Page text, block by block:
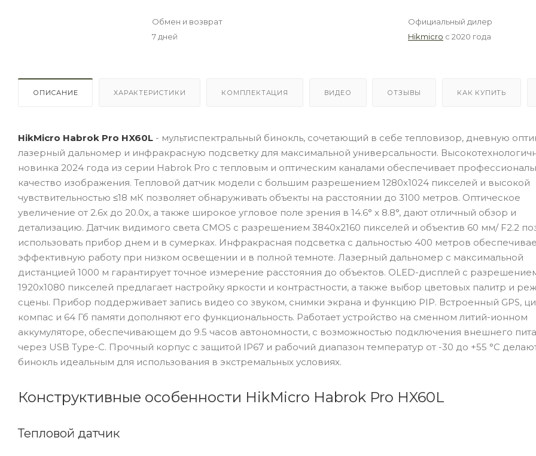
Обмен и возврат
7 дней
Официальный дилер
Hikmicro с 2020 года
ОПИСАНИЕ ХАРАКТЕРИСТИКИ КОМПЛЕКТАЦИЯ ВИДЕО ОТЗЫВЫ КАК КУПИТЬ
HikMicro Habrok Pro HX60L - мультиспектральный бинокль, сочетающий в себе тепловизор, дневную
лазерный дальномер и инфракрасную подсветку для максимальной универсальности.
новинка 2024 года из серии Habrok Pro с тепловым и оптическим каналами обеспечивает
качество изображения. Тепловой датчик модели с большим разрешением 1280x1024 пикселей и высокой
чувствительностью ≤18 мК позволяет обнаруживать объекты на расстоянии до 3100 метров. Оптическое
увеличение от 2.6x до 20.0x, а также широкое угловое поле зрения в 14.6° x 8.8°, дают отличный обзор и
детализацию. Датчик видимого света CMOS с разрешением 3840x2160 пикселей и объектив 60 мм/ F2.2
использовать прибор днем и в сумерках. Инфракрасная подсветка с дальностью 400 метров
эффективную работу при низком освещении и в полной темноте. Лазерный дальномер с максимальной
дистанцией 1000 м гарантирует точное измерение расстояния до объектов. OLED-дисплей с
1920x1080 пикселей предлагает настройку яркости и контрастности, а также выбор цветовых палитр и
сцены. Прибор поддерживает запись видео со звуком, снимки экрана и функцию PIP. Встроенный GPS,
компас и 64 Гб памяти дополняют его функциональность. Работает устройство на сменном литий-ионном
аккумуляторе, обеспечивающем до 9.5 часов автономности, с возможностью подключения внешнего
через USB Type-C. Прочный корпус с защитой IP67 и рабочий диапазон температур от -30 до +55 °C
бинокль идеальным для использования в экстремальных условиях.
Конструктивные особенности HikMicro Habrok Pro HX60L
Тепловой датчик